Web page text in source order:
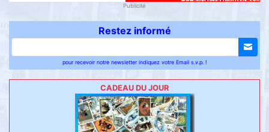
Publicité
Restez informé
pour recevoir notre newsletter indiquez votre Email s.v.p. !
CADEAU DU JOUR